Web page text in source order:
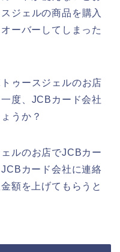
ジェルの商品を購入
ーバーしてしまった
ゥースジェルのお店
度、JCBカード会社
うか？
ルのお店でJCBカー
カード会社に連絡
額を上げてもらうと